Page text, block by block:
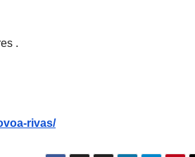
.
rivas/